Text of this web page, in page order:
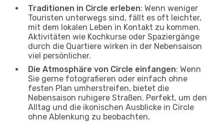
Traditionen in Circle erleben: Wenn weniger
Touristen unterwegs sind, fällt es oft leichter,
mit dem lokalen Leben in Kontakt zu kommen.
Aktivitäten wie Kochkurse oder Spaziergänge
durch die Quartiere wirken in der Nebensaison
viel persönlicher.
Die Atmosphäre von Circle einfangen: Wenn
Sie gerne fotografieren oder einfach ohne
festen Plan umherstreifen, bietet die
Nebensaison ruhigere Straßen. Perfekt, um den
Alltag und die ikonischen Ausblicke in Circle
ohne Ablenkung zu beobachten.